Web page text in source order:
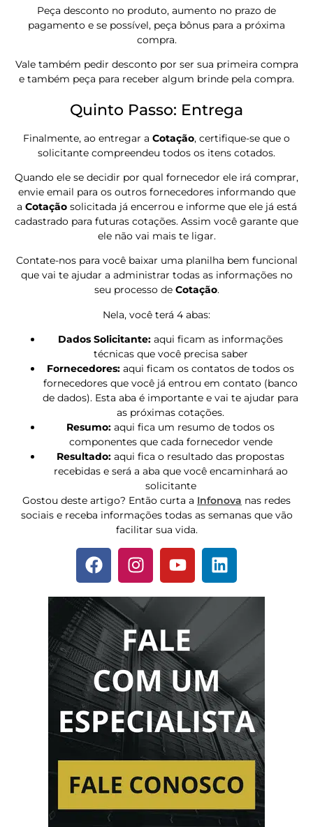
Peça desconto no produto, aumento no prazo de
pagamento e se possível, peça bônus para a próxima
compra.
Vale também pedir desconto por ser sua primeira compra
e também peça para receber algum brinde pela compra.
Quinto Passo: Entrega
Finalmente, ao entregar a Cotação, certifique-se que o
solicitante compreendeu todos os itens cotados.
Quando ele se decidir por qual fornecedor ele irá comprar,
envie email para os outros fornecedores informando que
a Cotaçãosolicitada já encerrou e informe que ele já está
cadastrado para futuras cotações. Assim você garante que
ele não vai mais te ligar.
Contate-nos para você baixar uma planilha bem funcional
que vai te ajudar a administrar todas as informações no
seu processo de Cotação.
Nela, você terá 4 abas:
Dados Solicitante: aqui ficam as informações
técnicas que você precisa saber
Fornecedores: aqui ficam os contatos de todos os
fornecedores que você já entrou em contato (banco
de dados). Esta aba é importante e vai te ajudar para
as próximas cotações.
Resumo: aqui fica um resumo de todos os
componentes que cada fornecedor vende
Resultado: aqui fica o resultado das propostas
recebidas e será a aba que você encaminhará ao
solicitante
Gostou deste artigo? Então curta a Infonova nas redes
sociais e receba informações todas as semanas que vão
facilitar sua vida.